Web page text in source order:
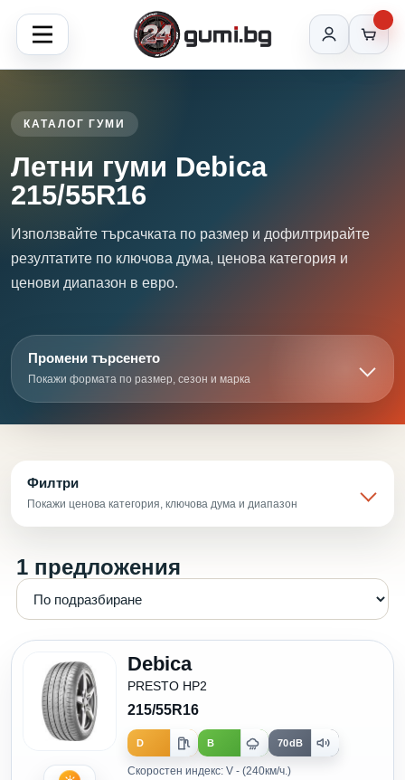
КАТАЛОГ ГУМИ
Летни гуми Debica
215/55R16
Използвайте търсачката по размер и дофилтрирайте
резултатите по ключова дума, ценова категория и
ценови диапазон в евро.
Промени търсенето
Покажи формата по размер, сезон и марка
Филтри
Покажи ценова категория, ключова дума и диапазон
1 предложения
Debica
PRESTO HP2
215/55R16
D B 70dB
Скоростен индекс: V - (240км/ч.)